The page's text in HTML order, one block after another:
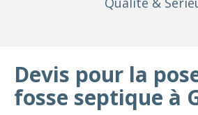
Devis pour la
fosse septique à